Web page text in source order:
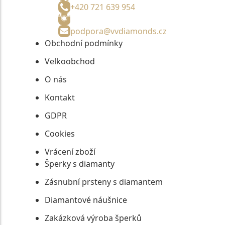
+420 721 639 954
podpora@vvdiamonds.cz
Obchodní podmínky
Velkoobchod
O nás
Kontakt
GDPR
Cookies
Vrácení zboží
Šperky s diamanty
Zásnubní prsteny s diamantem
Diamantové náušnice
Zakázková výroba šperků